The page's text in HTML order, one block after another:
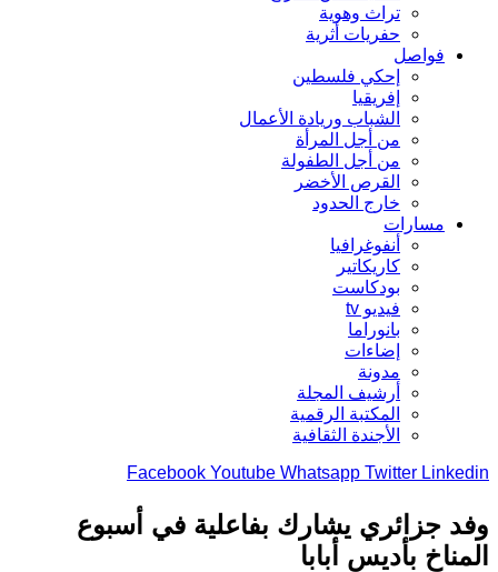
تراث وهوية
حفريات أثرية
فواصل
إحكي فلسطين
إفريقيا
الشباب وريادة الأعمال
من أجل المرأة
من أجل الطفولة
القرص الأخضر
خارج الحدود
مسارات
أنفوغرافيا
كاريكاتير
بودكاست
فيديو tv
بانوراما
إضاءات
مدونة
أرشيف المجلة
المكتبة الرقمية
الأجندة الثقافية
Facebook Youtube Whatsapp Twitter
جزائري يشارك بفاعلية في أسبوع
بأديس أبابا